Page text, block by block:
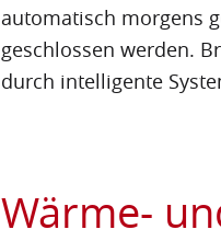
automatisch morgens
geschlossen werden.
durch intelligente
Wärme-